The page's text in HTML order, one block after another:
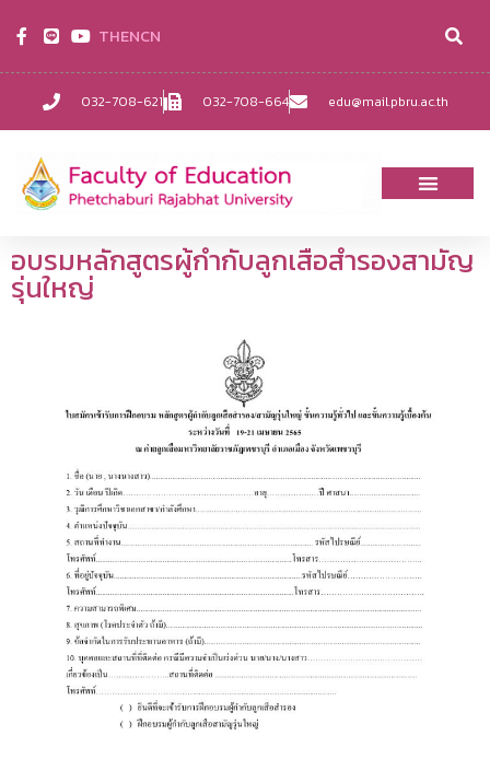
032-708-621 032-708-664 edu@mail.pbru.ac.th
THENCN
อบรมหลักสูตรผู้กำกับลูกเสือสำรองสามัญ
รุ่นใหญ่